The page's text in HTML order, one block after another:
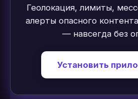
Геолокация, лимиты,
алерты опасного
— навсегда без
Установить